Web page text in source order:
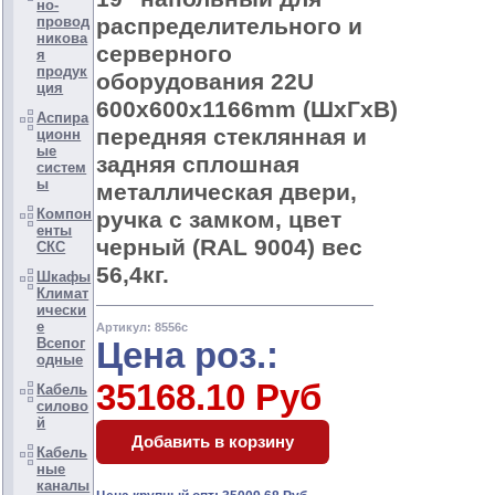
но-
провод
никова
я
продук
ция
Аспира
ционн
ые
систем
ы
Компон
енты
СКС
Шкафы
Климат
ически
е
Всепог
одные
Кабель
силово
й
Кабель
ные
каналы
распределительного и
серверного
оборудования 22U
600x600x1166mm (ШхГхВ)
передняя стеклянная и
задняя сплошная
металлическая двери,
ручка с замком, цвет
черный (RAL 9004) вес
56,4кг.
Артикул: 8556c
Цена роз.:
35168.10 Руб